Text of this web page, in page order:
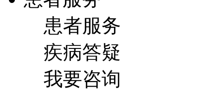
患者服务
疾病答疑
我要咨询